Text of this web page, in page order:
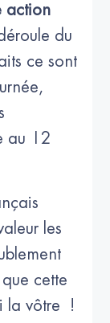
action
du
ce sont
au 12
les
cette
la vôtre !